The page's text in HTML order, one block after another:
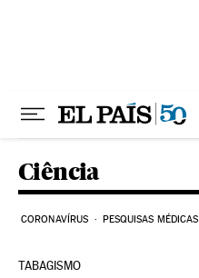
Ciência
CORONAVÍRUS PESQUISAS MÉDICAS
TABAGISMO